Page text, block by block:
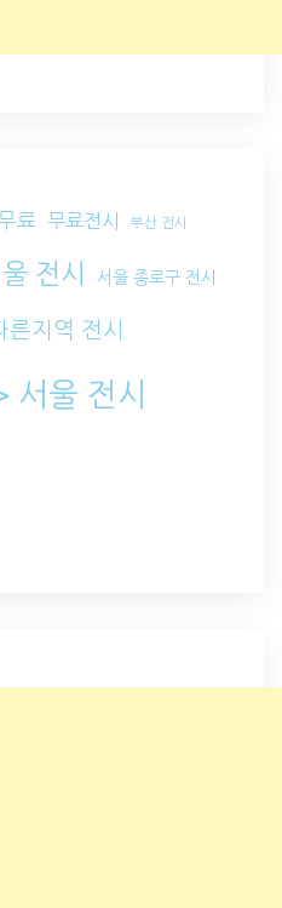
료 무료전시 부산 전시
전시 서울 종로구 전시
른지역 전시
서울 전시